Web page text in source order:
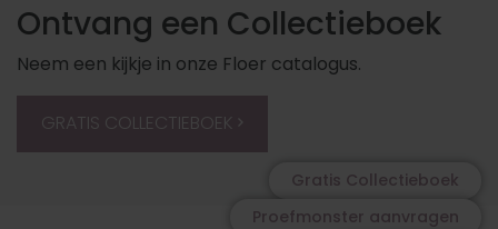
Gratis Collectieboek
Proefmonster aanvragen
Ontvang een Collectieboek
Neem een kijkje in onze Floer catalogus.
GRATIS COLLECTIEBOEK